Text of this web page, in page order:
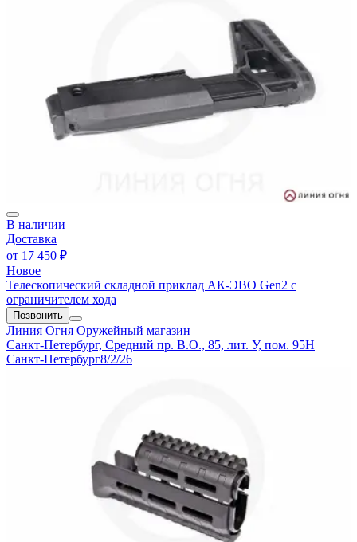
В наличии
Доставка
от 17 450 ₽
Новое
Телескопический складной приклад АК-ЭВО Gen2 с
ограничителем хода
Позвонить
Линия Огня Оружейный магазин
Санкт-Петербург, Средний пр. В.О., 85, лит. У, пом. 95Н
Санкт-Петербург8/2/26